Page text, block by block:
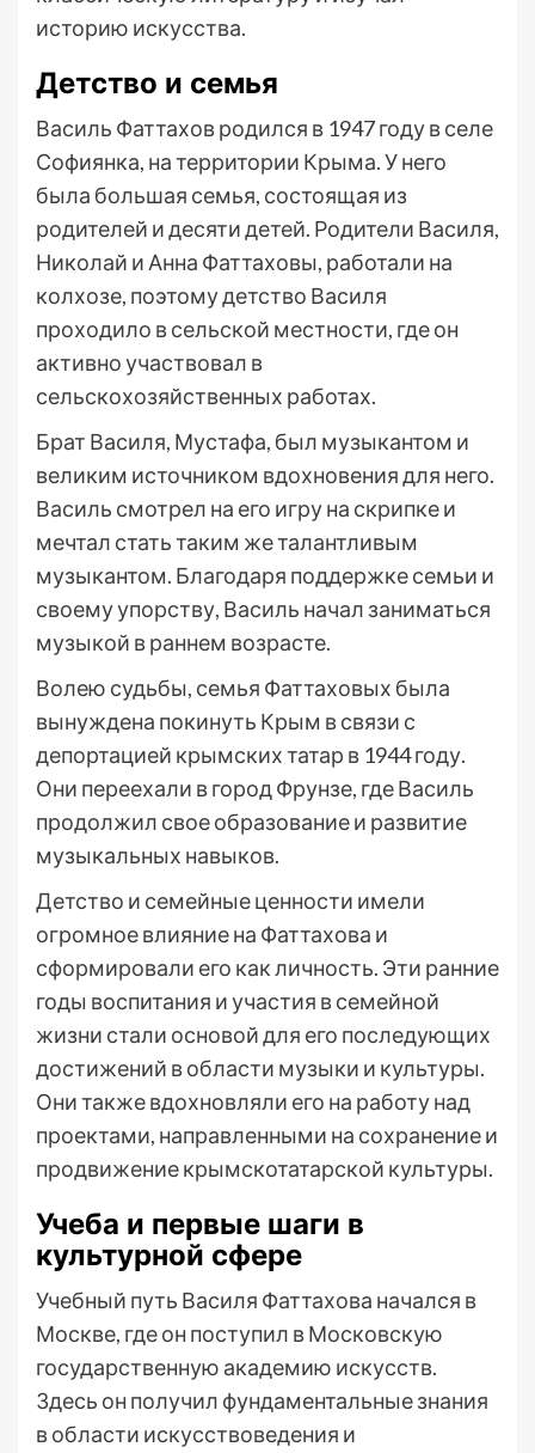
историю искусства.
Детство и семья
Василь Фаттахов родился в 1947 году в селе
Софиянка, на территории Крыма. У него
была большая семья, состоящая из
родителей и десяти детей. Родители Василя,
Николай и Анна Фаттаховы, работали на
колхозе, поэтому детство Василя
проходило в сельской местности, где он
активно участвовал в
сельскохозяйственных работах.
Брат Василя, Мустафа, был музыкантом и
великим источником вдохновения для него.
Василь смотрел на его игру на скрипке и
мечтал стать таким же талантливым
музыкантом. Благодаря поддержке семьи и
своему упорству, Василь начал заниматься
музыкой в раннем возрасте.
Волею судьбы, семья Фаттаховых была
вынуждена покинуть Крым в связи с
депортацией крымских татар в 1944 году.
Они переехали в город Фрунзе, где Василь
продолжил свое образование и развитие
музыкальных навыков.
Детство и семейные ценности имели
огромное влияние на Фаттахова и
сформировали его как личность. Эти ранние
годы воспитания и участия в семейной
жизни стали основой для его последующих
достижений в области музыки и культуры.
Они также вдохновляли его на работу над
проектами, направленными на сохранение и
продвижение крымскотатарской культуры.
Учеба и первые шаги в
культурной сфере
Учебный путь Василя Фаттахова начался в
Москве, где он поступил в Московскую
государственную академию искусств.
Здесь он получил фундаментальные знания
в области искусствоведения и